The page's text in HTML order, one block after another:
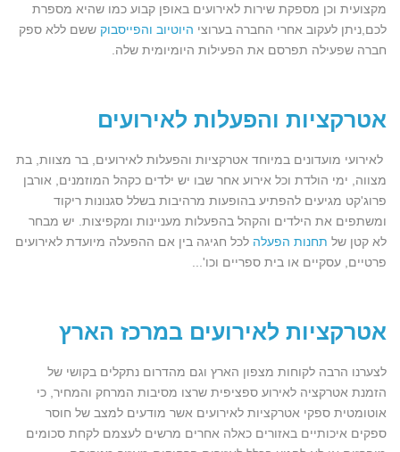
מקצועית וכן מספקת שירות לאירועים באופן קבוע כמו שהיא מספרת
לכם,ניתן לעקוב אחרי החברה בערוצי היוטיוב והפייסבוק ששם ללא ספק
חברה שפעילה תפרסם את הפעילות היומיומית שלה.
אטרקציות והפעלות לאירועים
לאירועי מועדונים במיוחד אטרקציות והפעלות לאירועים, בר מצוות, בת
מצווה, ימי הולדת וכל אירוע אחר שבו יש ילדים כקהל המוזמנים, אורבן
פרוג'קט מגיעים להפתיע בהופעות מרהיבות בשלל סגנונות ריקוד
ומשתפים את הילדים והקהל בהפעלות מעניינות ומקפיצות. יש מבחר
לא קטן של תחנות הפעלה לכל חגיגה בין אם ההפעלה מיועדת לאירועים
פרטיים, עסקיים או בית ספריים וכו'...
אטרקציות לאירועים במרכז הארץ
לצערנו הרבה לקוחות מצפון הארץ וגם מהדרום נתקלים בקושי של
הזמנת אטרקציה לאירוע ספציפית שרצו מסיבות המרחק והמחיר, כי
אוטומטית ספקי אטרקציות לאירועים אשר מודעים למצב של חוסר
ספקים איכותיים באזורים כאלה אחרים מרשים לעצמם לקחת סכומים